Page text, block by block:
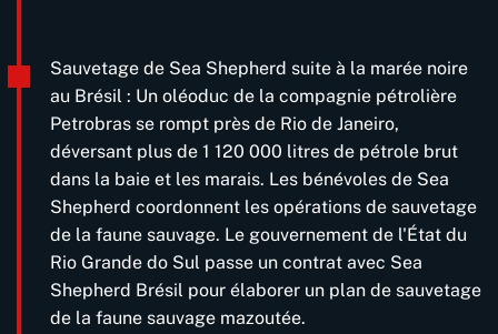
Sauvetage de Sea Shepherd suite à la marée noire
au Brésil : Un oléoduc de la compagnie pétrolière
Petrobras se rompt près de Rio de Janeiro,
déversant plus de 1 120 000 litres de pétrole brut
dans la baie et les marais. Les bénévoles de Sea
Shepherd coordonnent les opérations de sauvetage
de la faune sauvage. Le gouvernement de l'État du
Rio Grande do Sul passe un contrat avec Sea
Shepherd Brésil pour élaborer un plan de sauvetage
de la faune sauvage mazoutée.